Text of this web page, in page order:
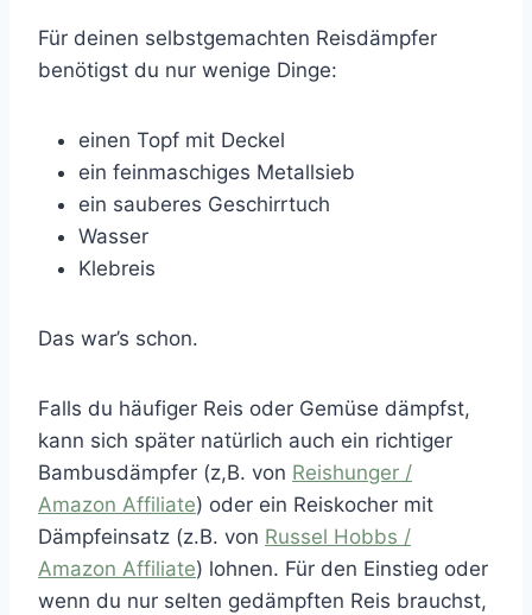
Für deinen selbstgemachten Reisdämpfer
benötigst du nur wenige Dinge:
einen Topf mit Deckel
ein feinmaschiges Metallsieb
ein sauberes Geschirrtuch
Wasser
Klebreis
Das war’s schon.
Falls du häufiger Reis oder Gemüse dämpfst,
kann sich später natürlich auch ein richtiger
Bambusdämpfer (z,B. von Reishunger /
Amazon Affiliate) oder ein Reiskocher mit
Dämpfeinsatz (z.B. von Russel Hobbs /
Amazon Affiliate) lohnen. Für den Einstieg oder
wenn du nur selten gedämpften Reis brauchst,